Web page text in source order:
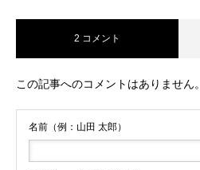
基本を知る
2 コメント
この記事へのコメントはありません。
名前（例：山田 太郎）